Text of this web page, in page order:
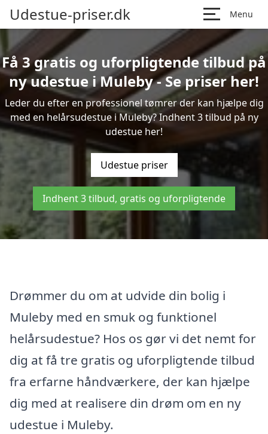
Udestue-priser.dk Menu
Få 3 gratis og uforpligtende tilbud på
ny udestue i Muleby - Se priser her!
Leder du efter en professionel tømrer der kan hjælpe dig
med en helårsudestue i Muleby? Indhent 3 tilbud på ny
udestue her!
Udestue priser
Indhent 3 tilbud, gratis og uforpligtende
Drømmer du om at udvide din bolig i
Muleby med en smuk og funktionel
helårsudestue? Hos os gør vi det nemt for
dig at få tre gratis og uforpligtende tilbud
fra erfarne håndværkere, der kan hjælpe
dig med at realisere din drøm om en ny
udestue i Muleby.